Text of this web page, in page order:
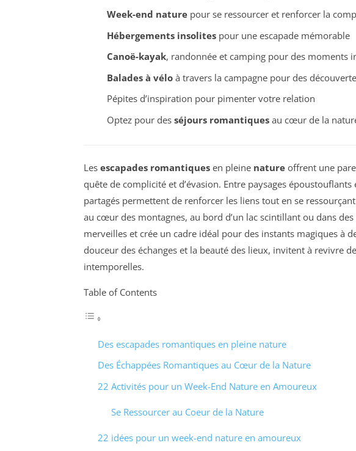
Week-end naturepour se ressourcer et renforcer la
Hébergements insolitespour une escapade mémorable
Canoë-kayak, randonnée et camping pour des moments
Balades à véloà travers la campagne pour des
Pépites d’inspiration pour pimenter votre relation
Optez pour des séjours romantiquesau cœur de la
Les escapades romantiques en pleine nature offrent une
quête de complicité et d’évasion. Entre paysages époustouflants
partagés permettent de renforcer les liens tout en se
au cœur des montagnes, au bord d’un lac scintillant ou dans
merveilles et crée un cadre idéal pour des instants magiques à
douceur des échanges et la beauté des lieux, invitent à revivre
intemporelles.
Table of Contents
Des escapades romantiques en pleine nature
Des Échappées Romantiques au Cœur de la Nature
22 Activités pour un Week-End Nature en Amoureux
Se Ressourcer au Coeur de la Nature
22 idées pour un week-end nature en amoureux